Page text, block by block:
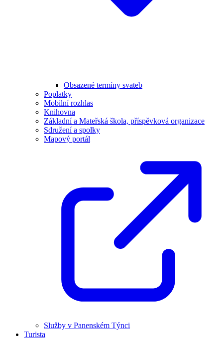
Obsazené termíny svateb
Poplatky
Mobilní rozhlas
Knihovna
Základní a Mateřská škola, příspěvková organizace
Sdružení a spolky
Mapový portál
Služby v Panenském Týnci
Turista